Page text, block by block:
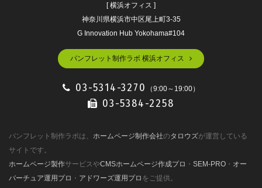
[ 横浜オフィス ]
神奈川県横浜市中区尾上町3-35
G Innovation Hub Yokohama#104
パンフレット制作ラボ 横浜オフィス
03-5314-3270 （9:00～19:00）
03-5384-2258
パンフレット制作ラボは、 ホームページ制作会社のタロウズが運営している
サイトです。
ホームページ製作サービスやCMSホームページ作成プロ ・ SEM-PRO ・ オー
バーチュア運用プロ ・ アドワーズ運用プロ をご提供。